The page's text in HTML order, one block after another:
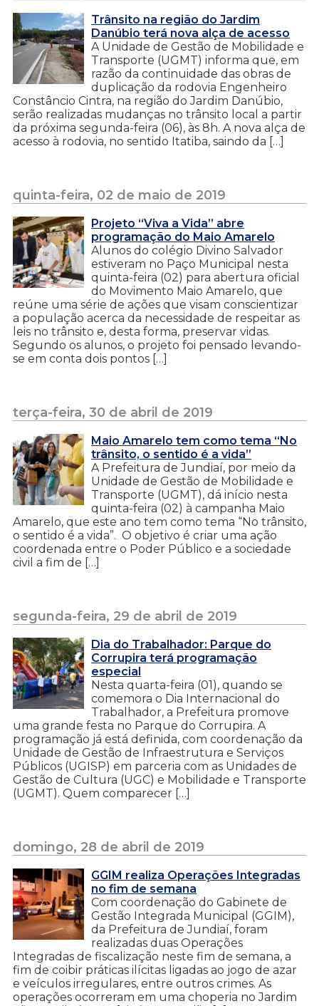
Trânsito na região do Jardim
Danúbio terá nova alça de acesso
A Unidade de Gestão de Mobilidade e
Transporte (UGMT) informa que, em
razão da continuidade das obras de
duplicação da rodovia Engenheiro
Constâncio Cintra, na região do Jardim Danúbio,
serão realizadas mudanças no trânsito local a partir
da próxima segunda-feira (06), às 8h. A nova alça de
acesso à rodovia, no sentido Itatiba, saindo da […]
quinta-feira, 02 de maio de 2019
Projeto “Viva a Vida” abre
programação do Maio Amarelo
Alunos do colégio Divino Salvador
estiveram no Paço Municipal nesta
quinta-feira (02) para abertura oficial
do Movimento Maio Amarelo, que
reúne uma série de ações que visam conscientizar
a população acerca da necessidade de respeitar as
leis no trânsito e, desta forma, preservar vidas.
Segundo os alunos, o projeto foi pensado levando-
se em conta dois pontos […]
terça-feira, 30 de abril de 2019
Maio Amarelo tem como tema “No
trânsito, o sentido é a vida”
A Prefeitura de Jundiaí, por meio da
Unidade de Gestão de Mobilidade e
Transporte (UGMT), dá início nesta
quinta-feira (02) à campanha Maio
Amarelo, que este ano tem como tema “No trânsito,
o sentido é a vida”. O objetivo é criar uma ação
coordenada entre o Poder Público e a sociedade
civil a fim de […]
segunda-feira, 29 de abril de 2019
Dia do Trabalhador: Parque do
Corrupira terá programação
especial
Nesta quarta-feira (01), quando se
comemora o Dia Internacional do
Trabalhador, a Prefeitura promove
uma grande festa no Parque do Corrupira. A
programação já está definida, com coordenação da
Unidade de Gestão de Infraestrutura e Serviços
Públicos (UGISP) em parceria com as Unidades de
Gestão de Cultura (UGC) e Mobilidade e Transporte
(UGMT). Quem comparecer […]
domingo, 28 de abril de 2019
GGIM realiza Operações Integradas
no fim de semana
Com coordenação do Gabinete de
Gestão Integrada Municipal (GGIM),
da Prefeitura de Jundiaí, foram
realizadas duas Operações
Integradas de fiscalização neste fim de semana, a
fim de coibir práticas ilícitas ligadas ao jogo de azar
e veículos irregulares, entre outros crimes. As
operações ocorreram em uma choperia no Jardim